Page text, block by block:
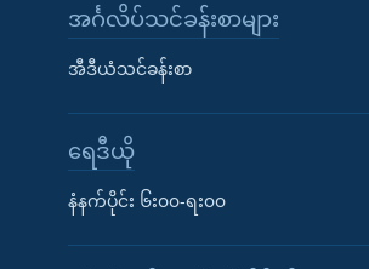
အင်္ဂလိပ်သင်ခန်းစာများ
အီဒီယံသင်ခန်းစာ
ရေဒီယို
နံနက်ပိုင်း ၆း၀၀-ရး၀၀